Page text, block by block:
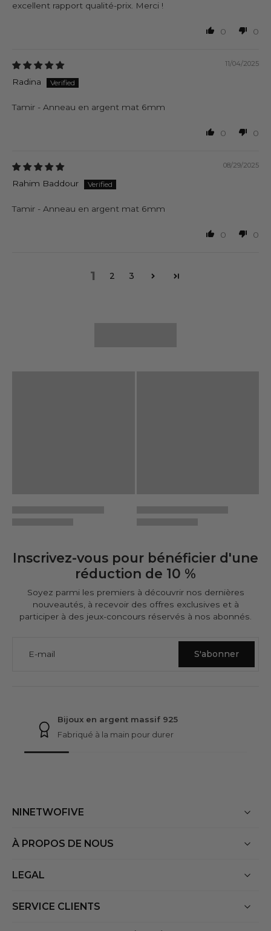
excellent rapport qualité-prix. Merci !
0 0
11/04/2025
Radina
Tamir - Anneau en argent mat 6mm
0 0
08/29/2025
Rahim Baddour
Tamir - Anneau en argent mat 6mm
0 0
1 2 3
Inscrivez-vous pour bénéficier d'une
réduction de 10 %
Soyez parmi les premiers à découvrir nos dernières
nouveautés, à recevoir des offres exclusives et à
participer à des jeux-concours réservés à nos abonnés.
E-mail S'abonner
Bijoux en argent massif 925
Fabriqué à la main pour durer
NINETWOFIVE
À PROPOS DE NOUS
LEGAL
SERVICE CLIENTS